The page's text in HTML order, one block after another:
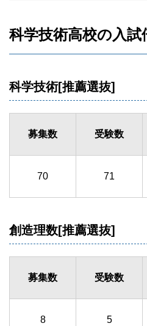
科学技術高校の入試
科学技術[推薦選抜]
募集数 受験数
70 71
創造理数[推薦選抜]
募集数 受験数
8 5